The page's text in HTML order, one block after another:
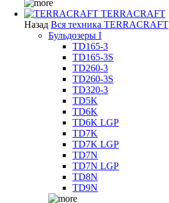
TERRACRAFT
Назад Вся техника TERRACRAFT
Бульдозеры I
TD165-3
TD165-3S
TD260-3
TD260-3S
TD320-3
TD5K
TD6K
TD6K LGP
TD7K
TD7K LGP
TD7N
TD7N LGP
TD8N
TD9N